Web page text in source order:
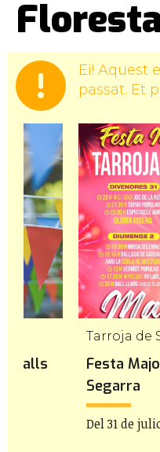
Ei! Aquest
passat. Et
Tarroja de
Festa
Segarra
Del 31 de